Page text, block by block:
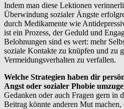
Indem man diese Lektionen
Überwindung sozialer Ängste
durch Medikamente wie
ist ein Prozess, der Geduld und
Belohnungen sind es wert: mehr
soziale Kontakte zu knüpfen und zu
Vermeidungsverhalten zu verfallen.
Welche Strategien haben dir
Angst oder sozialer Phobie
Gedanken oder auch Fragen gern in
Beitrag könnte anderen Mut